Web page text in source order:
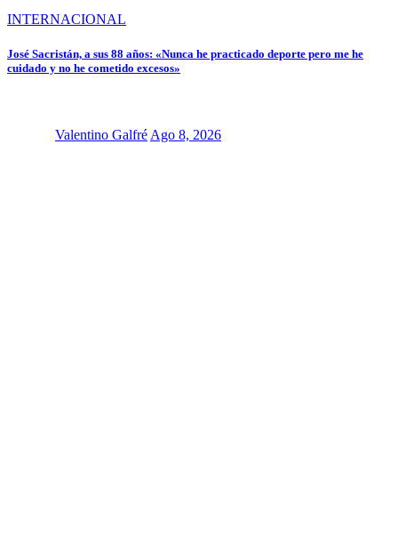
INTERNACIONAL
José Sacristán, a sus 88 años: «Nunca he practicado deporte pero me he
cuidado y no he cometido excesos»
Valentino Galfré Ago 8, 2026